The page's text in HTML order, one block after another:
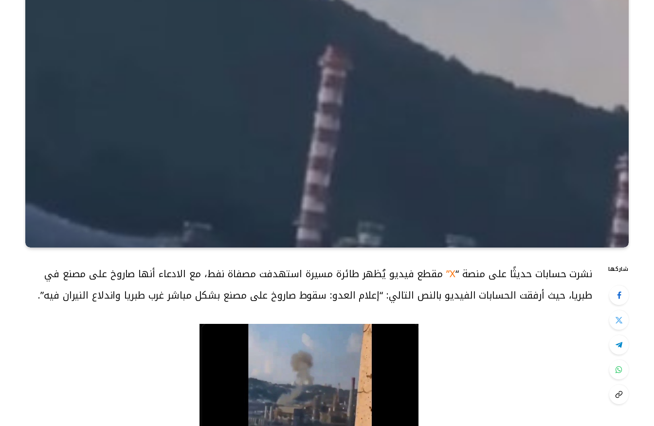
شاركها نشرت حسابات حديثًا على منصة “X” مقطع فيديو يُظهر طائرة مسيرة استهدفت مصفاة نفط، مع الادعاء أنها صاروخ على مصنع في
طبريا، حيث أرفقت الحسابات الفيديو بالنص التالي: “إعلام العدو: سقوط صاروخ على مصنع بشكل مباشر غرب طبريا واندلاع النيران فيه”.